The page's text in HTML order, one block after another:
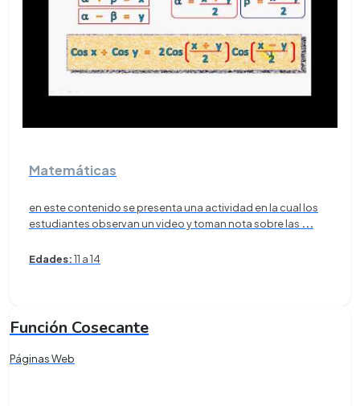
Matemáticas
en este contenido se presenta una actividad en la cual los
estudiantes observan un video y toman nota sobre las ...
Edades:11 a 14
Función Cosecante
Páginas Web